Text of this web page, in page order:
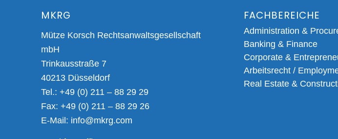
MKRG
Mütze Korsch Rechtsanwaltsgesellschaft
mbH
Trinkausstraße 7
40213 Düsseldorf
Tel.: +49 (0) 211 – 88 29 29
Fax: +49 (0) 211 – 88 29 26
E-Mail: info@mkrg.com
FACHBEREICHE
Administration &
Banking & Finance
Corporate &
Arbeitsrecht /
Real Estate &